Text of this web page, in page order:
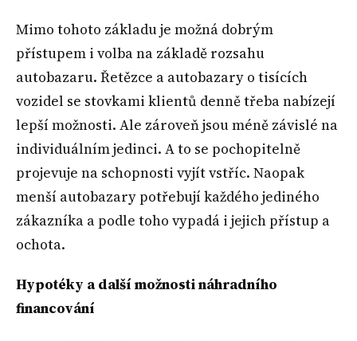
Mimo tohoto základu je možná dobrým
přístupem i volba na základě rozsahu
autobazaru. Řetězce a autobazary o tisících
vozidel se stovkami klientů denně třeba nabízejí
lepší možnosti. Ale zároveň jsou méně závislé na
individuálním jedinci. A to se pochopitelně
projevuje na schopnosti vyjít vstříc. Naopak
menší autobazary potřebují každého jediného
zákazníka a podle toho vypadá i jejich přístup a
ochota.
Hypotéky a další možnosti náhradního
financování